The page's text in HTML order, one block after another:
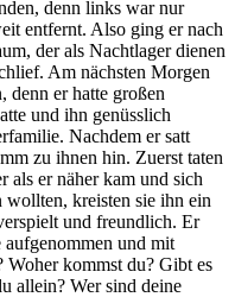
denn links war nur
entfernt. Also ging er nach
der als Nachtlager dienen
Am nächsten Morgen
denn er hatte großen
und ihn genüsslich
Nachdem er satt
zu ihnen hin. Zuerst taten
als er näher kam und sich
wollten, kreisten sie ihn ein
und freundlich. Er
und mit
Woher kommst du? Gibt es
allein? Wer sind deine